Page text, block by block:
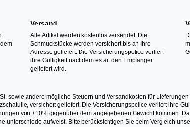
Versand
Alle Artikel werden kostenlos versendet. Die
Schmuckstücke werden versichert bis an Ihre
Adresse geliefert. Die Versicherungspolice verliert
ihre Gültigkeit nachdem es an den Empfänger
geliefert wird.
sowie andere mögliche Steuern und Versandkosten für
versichert geliefert. Die Versicherungspolice verliert ihre
von ±10% gegenüber dem angegebenen Gewicht kommen.
unterschiede aufweist. Bitte berücksichtigen Sie beim Vergleich